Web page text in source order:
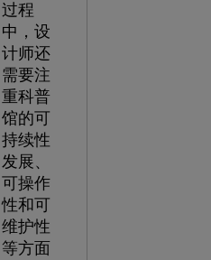
过程
中，设
计师还
需要注
重科普
馆的可
持续性
发展、
可操作
性和可
维护性
等方面